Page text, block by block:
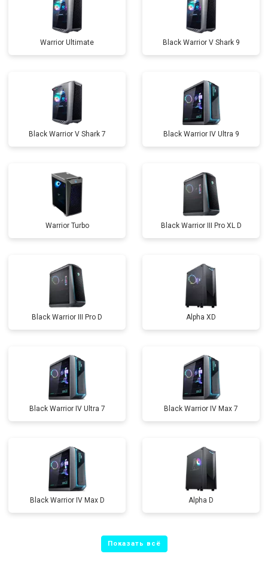
Warrior Ultimate Black Warrior V Shark 9
Black Warrior V Shark 7 Black Warrior IV Ultra 9
Warrior Turbo Black Warrior III Pro XL D
Black Warrior III Pro D Alpha XD
Black Warrior IV Ultra 7 Black Warrior IV Max 7
Black Warrior IV Max D Alpha D